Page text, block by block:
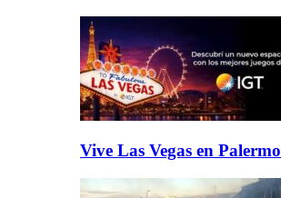
Vive Las Vegas en Palermo